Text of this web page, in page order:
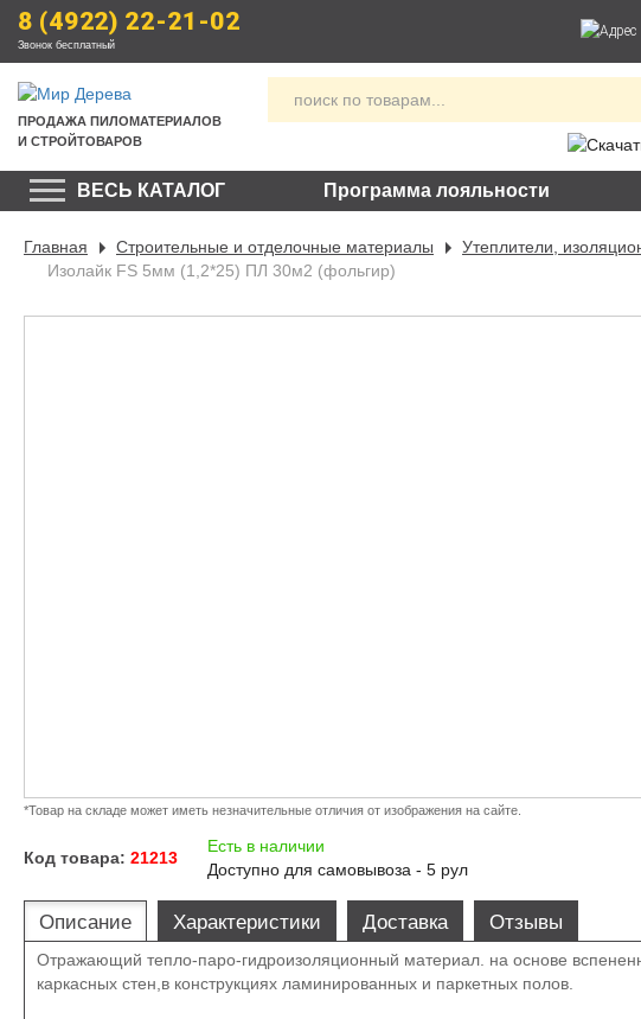
8 (4922) 22-21-02
Звонок бесплатный
ПРОДАЖА ПИЛОМАТЕРИАЛОВ
И СТРОЙТОВАРОВ
ВЕСЬ КАТАЛОГ Программа лояльности
Главная Строительные и отделочные материалы Утеплители,
Изолайк FS 5мм (1,2*25) ПЛ 30м2 (фольгир)
*Товар на складе может иметь незначительные отличия от изображения на сайте.
Код товара: 21213
Есть в наличии
Доступно для самовывоза - 5 рул
Описание Характеристики Доставка Отзывы
Отражающий тепло-паро-гидроизоляционный материал. на основе
каркасных стен,в конструкциях ламинированных и паркетных полов.